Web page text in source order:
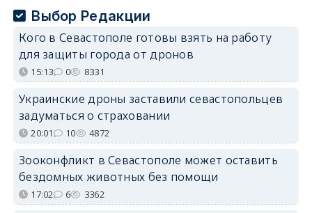
Выбор Редакции
Кого в Севастополе готовы взять на работу
для защиты города от дронов
15:13 0 8331
Украинские дроны заставили севастопольцев
задуматься о страховании
20:01 10 4872
Зооконфликт в Севастополе может оставить
бездомных животных без помощи
17:02 6 3362